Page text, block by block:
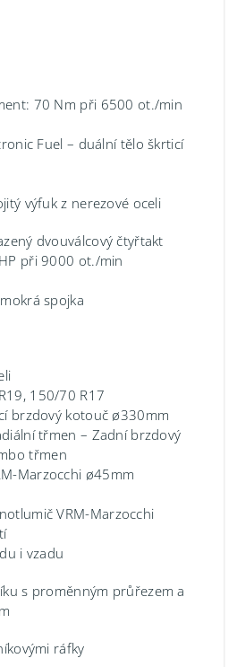
70 Nm při 6500 ot./min
Fuel – duální tělo škrticí
výfuk z nerezové oceli
dvouválcový čtyřtakt
při 9000 ot./min
spojka
150/70 R17
brzdový kotouč ø330mm
třmen – Zadní brzdový
třmen
Marzocchi ø45mm
VRM-Marzocchi
i vzadu
s proměnným průřezem a
ráfky